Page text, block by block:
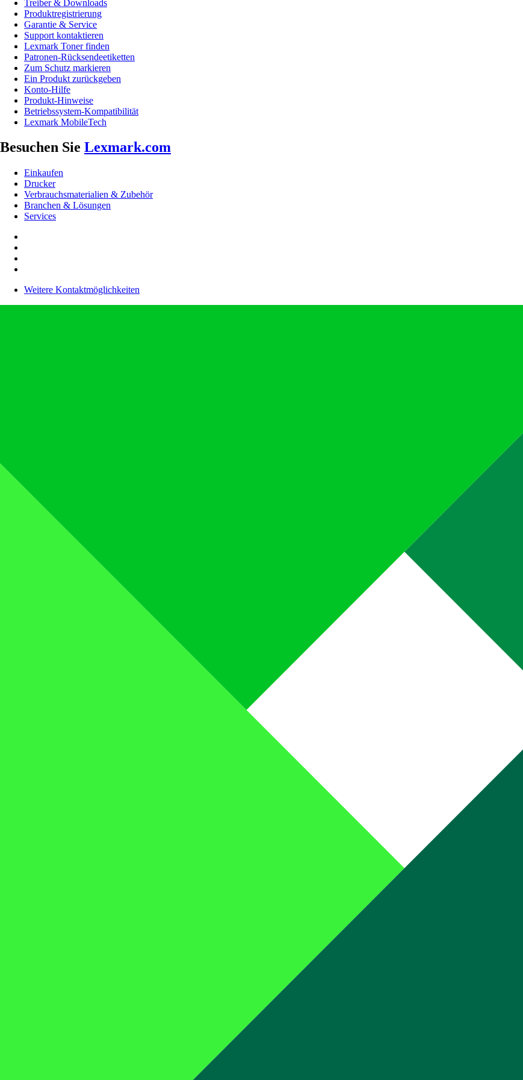
Treiber & Downloads
Produktregistrierung
Garantie & Service
Support kontaktieren
Lexmark Toner finden
Patronen-Rücksendeetiketten
Zum Schutz markieren
Ein Produkt zurückgeben
Konto-Hilfe
Produkt-Hinweise
Betriebssystem-Kompatibilität
Lexmark MobileTech
Besuchen Sie Lexmark.com
Einkaufen
Drucker
Verbrauchsmaterialien & Zubehör
Branchen & Lösungen
Services
Weitere Kontaktmöglichkeiten